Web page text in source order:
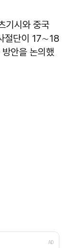
기시와 중국
절단이 17∼18
안을 논의했